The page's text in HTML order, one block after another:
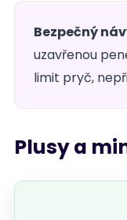
Bezpečný
uzavřenou
limit pryč,
Plusy a